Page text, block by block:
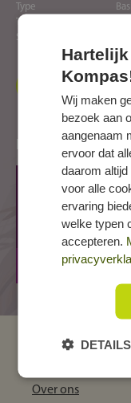
Type
Toelatingseisen
Soort
Naar website
Locaties
3312 KW
BOL 1 jaar
Over ons
Wij maken
bezoek aan
aangenaam
ervoor dat
daarom
voor alle
ervaring
welke typen
accepteren.